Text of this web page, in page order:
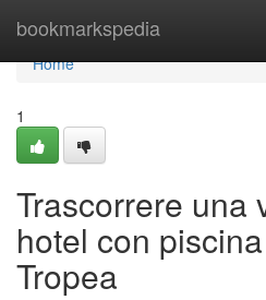
bookmarkspedia
Home
Home
1
Trascorrere una
hotel con
Tropea